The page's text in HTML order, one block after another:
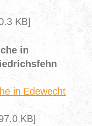
KB]
in
in Edewecht
KB]